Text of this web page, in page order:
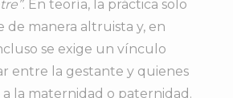
. En teoría, la práctica solo
de manera altruista y, en
se exige un vínculo
entre la gestante y quienes
la maternidad o paternidad.